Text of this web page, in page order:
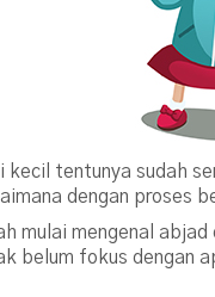
tentunya sudah
dengan proses
mulai mengenal
belum fokus